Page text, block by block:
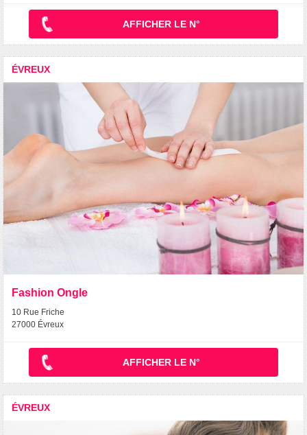
AFFICHER LE N°
ÉVREUX
Fashion Ongle
10 Rue Friche
27000 Évreux
AFFICHER LE N°
ÉVREUX